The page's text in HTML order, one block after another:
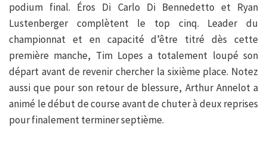
podium final. Éros Di Carlo Di Bennedetto et Ryan
Lustenberger complètent le top cinq. Leader du
championnat et en capacité d’être titré dès cette
première manche, Tim Lopes a totalement loupé son
départ avant de revenir chercher la sixième place. Notez
aussi que pour son retour de blessure, Arthur Annelot a
animé le début de course avant de chuter à deux reprises
pour finalement terminer septième.